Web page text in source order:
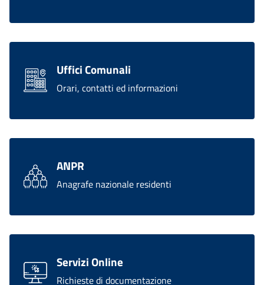
Uffici Comunali
Orari, contatti ed informazioni
ANPR
Anagrafe nazionale residenti
Servizi Online
Richieste di documentazione